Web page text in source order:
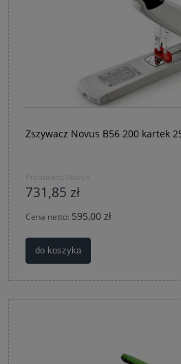
Zszywacz Novus B56 200 kartek
Producent: Novus
731,85 zł
Cena netto: 595,00 zł
do koszyka